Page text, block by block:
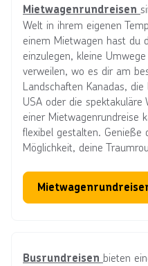
Mietwagenrundreisen
Welt in ihrem eigenen
einem Mietwagen hast du
einzulegen, kleine
verweilen, wo es dir am
Landschaften Kanadas,
USA oder die
einer Mietwagenrundreise
flexibel gestalten. Genieße
Möglichkeit, deine
Busrundreisen bieten